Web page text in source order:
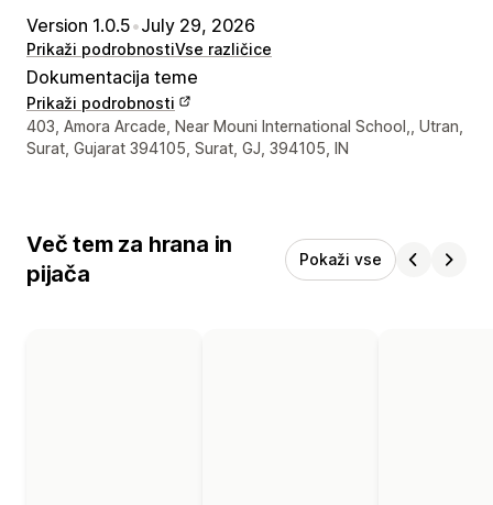
Version 1.0.5•July 29, 2026
Prikaži podrobnostiVse različice
Dokumentacija teme
Prikaži podrobnosti
Podatki za stik z oblikovalcem
403, Amora Arcade, Near Mouni International School,, Utran,
Surat, Gujarat 394105, Surat, GJ, 394105, IN
Več tem za hrana in
pijača
Pokaži vse